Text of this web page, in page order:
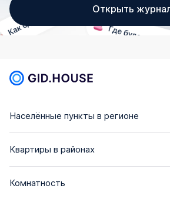
Открыть
Населённые пункты в регионе
Квартиры в районах
Комнатность